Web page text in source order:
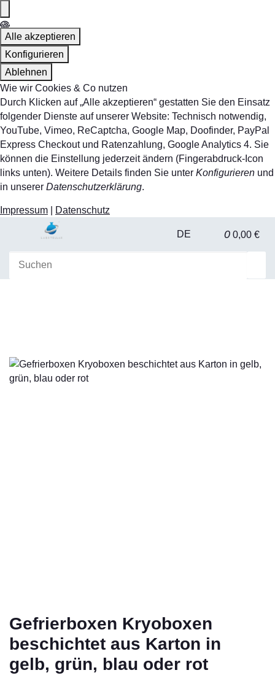
Alle akzeptieren
Konfigurieren
Ablehnen
Wie wir Cookies & Co nutzen
Durch Klicken auf „Alle akzeptieren“ gestatten Sie den Einsatz
folgender Dienste auf unserer Website: Technisch notwendig,
YouTube, Vimeo, ReCaptcha, Google Map, Doofinder, PayPal
Express Checkout und Ratenzahlung, Google Analytics 4. Sie
können die Einstellung jederzeit ändern (Fingerabdruck-Icon
links unten). Weitere Details finden Sie unter Konfigurieren und
in unserer Datenschutzerklärung.
Impressum Datenschutz
DE 0 0,00 €
Gefrierboxen Kryoboxen
beschichtet aus Karton in
gelb, grün, blau oder rot